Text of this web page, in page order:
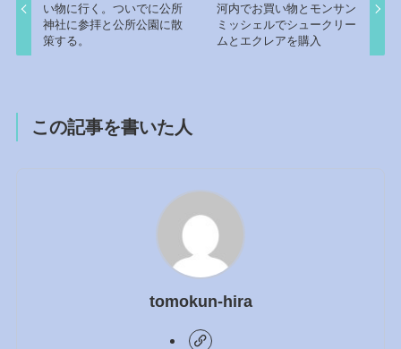
い物に行く。ついでに公所
神社に参拝と公所公園に散
策する。
河内でお買い物とモンサン
ミッシェルでシュークリー
ムとエクレアを購入
この記事を書いた人
tomokun-hira